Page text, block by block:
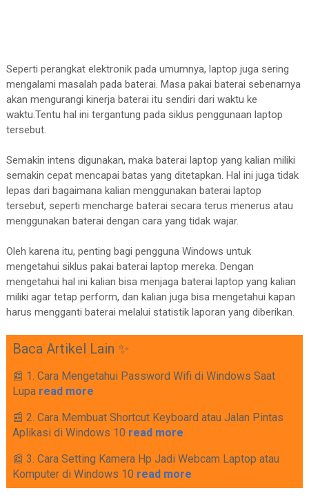
Seperti perangkat elektronik pada umumnya, laptop juga sering
mengalami masalah pada baterai. Masa pakai baterai sebenarnya
akan mengurangi kinerja baterai itu sendiri dari waktu ke
waktu.Tentu hal ini tergantung pada siklus penggunaan laptop
tersebut.
Semakin intens digunakan, maka baterai laptop yang kalian miliki
semakin cepat mencapai batas yang ditetapkan. Hal ini juga tidak
lepas dari bagaimana kalian menggunakan baterai laptop
tersebut, seperti mencharge baterai secara terus menerus atau
menggunakan baterai dengan cara yang tidak wajar.
Oleh karena itu, penting bagi pengguna Windows untuk
mengetahui siklus pakai baterai laptop mereka. Dengan
mengetahui hal ini kalian bisa menjaga baterai laptop yang kalian
miliki agar tetap perform, dan kalian juga bisa mengetahui kapan
harus mengganti baterai melalui statistik laporan yang diberikan.
Baca Artikel Lain ✨
📰 1. Cara Mengetahui Password Wifi di Windows Saat
Lupa read more
📰 2. Cara Membuat Shortcut Keyboard atau Jalan Pintas
Aplikasi di Windows 10 read more
📰 3. Cara Setting Kamera Hp Jadi Webcam Laptop atau
Komputer di Windows 10 read more